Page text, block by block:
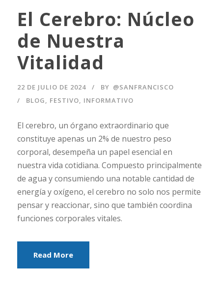
El Cerebro: Núcleo
de Nuestra
Vitalidad
22 DE JULIO DE 2024 BY @SANFRANCISCO
BLOG, FESTIVO, INFORMATIVO
El cerebro, un órgano extraordinario que
constituye apenas un 2% de nuestro peso
corporal, desempeña un papel esencial en
nuestra vida cotidiana. Compuesto principalmente
de agua y consumiendo una notable cantidad de
energía y oxígeno, el cerebro no solo nos permite
pensar y reaccionar, sino que también coordina
funciones corporales vitales.
Read More